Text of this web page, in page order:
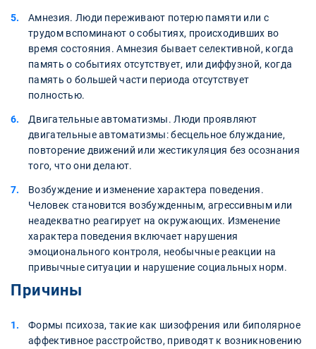
Амнезия. Люди переживают потерю памяти или с
трудом вспоминают о событиях, происходивших во
время состояния. Амнезия бывает селективной, когда
память о событиях отсутствует, или диффузной, когда
память о большей части периода отсутствует
полностью.
Двигательные автоматизмы. Люди проявляют
двигательные автоматизмы: бесцельное блуждание,
повторение движений или жестикуляция без осознания
того, что они делают.
Возбуждение и изменение характера поведения.
Человек становится возбужденным, агрессивным или
неадекватно реагирует на окружающих. Изменение
характера поведения включает нарушения
эмоционального контроля, необычные реакции на
привычные ситуации и нарушение социальных норм.
Причины
Формы психоза, такие как шизофрения или биполярное
аффективное расстройство, приводят к возникновению